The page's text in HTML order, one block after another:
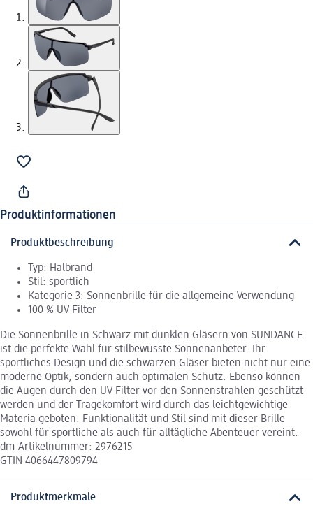
Produktinformationen
Produktbeschreibung
Typ: Halbrand
Stil: sportlich
Kategorie 3: Sonnenbrille für die allgemeine Verwendung
100 % UV-Filter
Die Sonnenbrille in Schwarz mit dunklen Gläsern von SUNDANCE
ist die perfekte Wahl für stilbewusste Sonnenanbeter. Ihr
sportliches Design und die schwarzen Gläser bieten nicht nur eine
moderne Optik, sondern auch optimalen Schutz. Ebenso können
die Augen durch den UV-Filter vor den Sonnenstrahlen geschützt
werden und der Tragekomfort wird durch das leichtgewichtige
Materia geboten. Funktionalität und Stil sind mit dieser Brille
sowohl für sportliche als auch für alltägliche Abenteuer vereint.
dm-Artikelnummer: 2976215
GTIN 4066447809794
Produktmerkmale